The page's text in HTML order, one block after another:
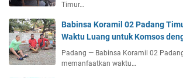
Timur…
Babinsa Koramil 02 Padang
Waktu Luang untuk Komsos
Padang — Babinsa Koramil 02
memanfaatkan waktu…